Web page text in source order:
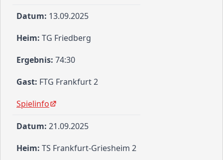
13.09.2025
TG Friedberg
74:30
FTG Frankfurt 2
Spielinfo
21.09.2025
TS Frankfurt-Griesheim 2